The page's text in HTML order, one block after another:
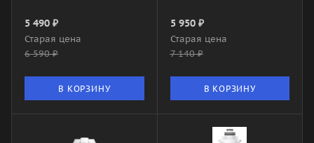
5 490 ₽
Старая цена
6 590₽
В КОРЗИНУ
5 950₽
Старая цена
7 140₽
В КОРЗИНУ